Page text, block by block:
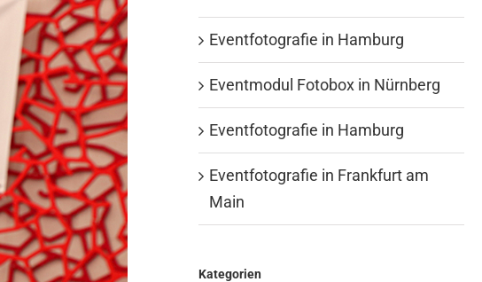
Eventfotografie in Hamburg
Eventmodul Fotobox in Nürnberg
Eventfotografie in Hamburg
Eventfotografie in Frankfurt am
Main
Kategorien